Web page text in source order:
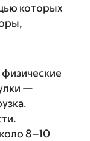
которых
—
8–10